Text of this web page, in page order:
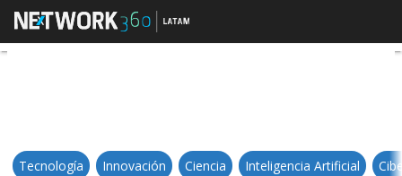
No tema poner la seguridad de
Tecnología Innovación Ciencia Inteligencia Artificial